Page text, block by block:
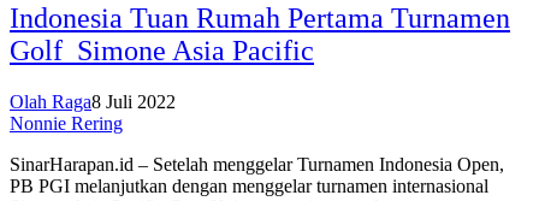
Indonesia Tuan Rumah Pertama Turnamen
Golf Simone Asia Pacific
Olah Raga8 Juli 2022
Nonnie Rering
SinarHarapan.id – Setelah menggelar Turnamen Indonesia Open,
PB PGI melanjutkan dengan menggelar turnamen internasional